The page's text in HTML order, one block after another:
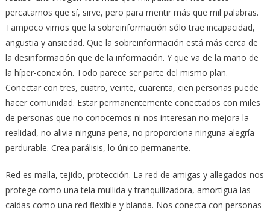
percatarnos que sí, sirve, pero para mentir más que mil palabras.
Tampoco vimos que la sobreinformación sólo trae incapacidad,
angustia y ansiedad. Que la sobreinformación está más cerca de
la desinformación que de la información. Y que va de la mano de
la híper-conexión. Todo parece ser parte del mismo plan.
Conectar con tres, cuatro, veinte, cuarenta, cien personas puede
hacer comunidad. Estar permanentemente conectados con miles
de personas que no conocemos ni nos interesan no mejora la
realidad, no alivia ninguna pena, no proporciona ninguna alegría
perdurable. Crea parálisis, lo único permanente.
Red es malla, tejido, protección. La red de amigas y allegados nos
protege como una tela mullida y tranquilizadora, amortigua las
caídas como una red flexible y blanda. Nos conecta con personas